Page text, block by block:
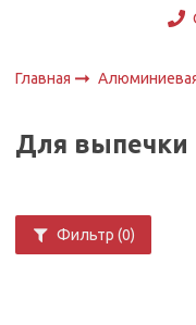
Главная
Для выпечки
Фильтр (0)